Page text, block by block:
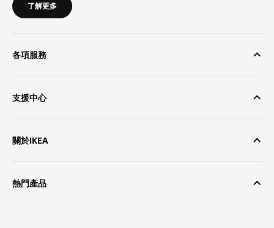
了解更多
各項服務
支援中心
關於IKEA
熱門產品